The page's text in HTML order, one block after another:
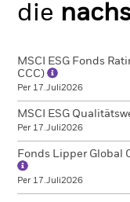
die
MSCI ESG Fonds
CCC)
Per 17.Juli2026
MSCI ESG
Per 17.Juli2026
Fonds Lipper Global
Per 17.Juli2026